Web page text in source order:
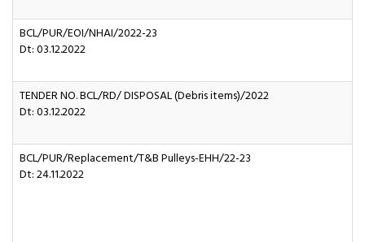
BCL/PUR/EOI/NHAI/2022-23
Dt: 03.12.2022
TENDER NO. BCL/RD/ DISPOSAL (Debris items)/2022
Dt: 03.12.2022
BCL/PUR/Replacement/T&B Pulleys-EHH/22-23
Dt: 24.11.2022